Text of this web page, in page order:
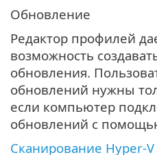
Обновление
Редактор профилей
возможность
обновления.
обновлений нужны
если компьютер
обновлений с
Сканирование Hyper-V